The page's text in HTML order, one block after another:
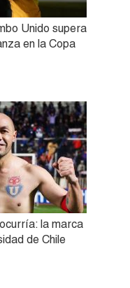
Unido supera
en la Copa
la marca
de Chile